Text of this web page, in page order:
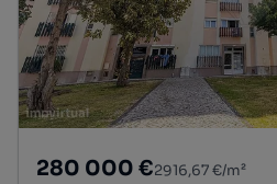
280 000 €2916,67 €/m²